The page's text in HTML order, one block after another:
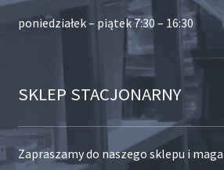
poniedziałek – piątek 7:30 – 16:30
SKLEP STACJONARNY
Zapraszamy do naszego sklepu i